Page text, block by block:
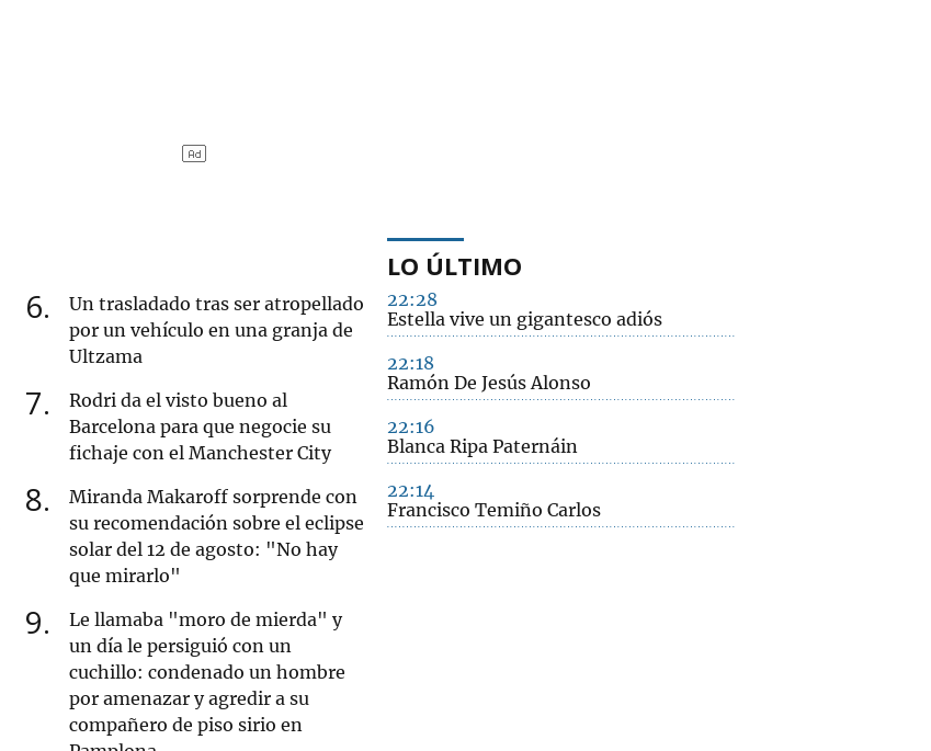
6
Un trasladado tras ser atropellado
por un vehículo en una granja de
Ultzama
7
Rodri da el visto bueno al
Barcelona para que negocie su
fichaje con el Manchester City
8
Miranda Makaroff sorprende con
su recomendación sobre el eclipse
solar del 12 de agosto: "No hay
que mirarlo"
9
Le llamaba "moro de mierda" y
un día le persiguió con un
cuchillo: condenado un hombre
por amenazar y agredir a su
compañero de piso sirio en
LO ÚLTIMO
22:28
Estella vive un gigantesco adiós
22:18
Ramón De Jesús Alonso
22:16
Blanca Ripa Paternáin
22:14
Francisco Temiño Carlos